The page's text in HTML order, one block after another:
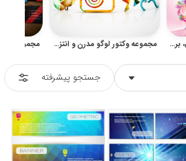
مجموعه قالب فلایر تبلیغاتی، بروشور شرکتی و پوستر آماده مجموعه وکتور لوگو مدرن و انتزاعی برای طراحی برند
جستجو پیشرفته